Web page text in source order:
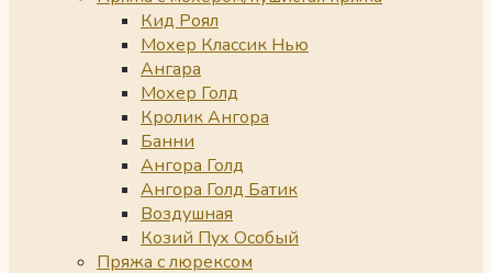
Кид Роял
Мохер Классик Нью
Ангара
Мохер Голд
Кролик Ангора
Банни
Ангора Голд
Ангора Голд Батик
Воздушная
Козий Пух Особый
Пряжа с люрексом